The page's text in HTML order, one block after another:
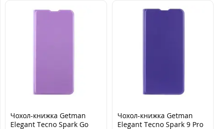
Чохол-книжка Getman
Elegant Tecno Spark Go
Чохол-книжка Getman
Elegant Tecno Spark 9 Pro